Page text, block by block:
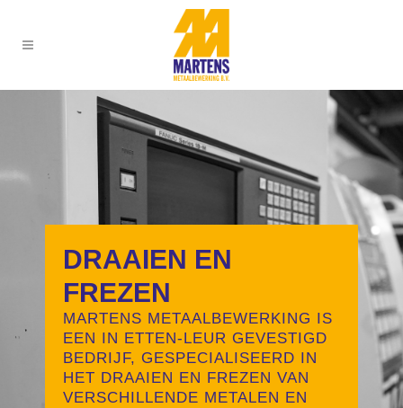
DRAAIEN EN
FREZEN
MARTENS METAALBEWERKING IS
EEN IN ETTEN-LEUR GEVESTIGD
BEDRIJF, GESPECIALISEERD IN
HET DRAAIEN EN FREZEN VAN
VERSCHILLENDE METALEN EN